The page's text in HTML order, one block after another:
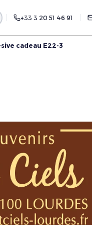
+33 3 20 51 46 91
cadeau E22-3